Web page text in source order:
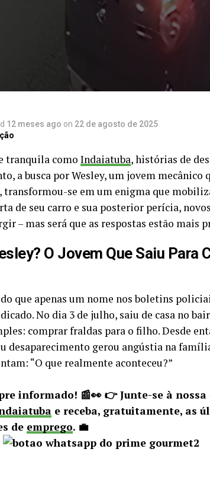
12 meses ago on 22 de agosto de 2025
tranquila como Indaiatuba, histórias de
a busca por Wesley, um jovem
se em um enigma que
de seu carro e sua posterior perícia,
– mas será que as respostas estão mais
O Jovem Que Saiu Para
que apenas um nome nos boletins
No dia 3 de julho, saiu de casa no
comprar fraldas para o filho. Desde
desaparecimento gerou angústia na
“O que realmente aconteceu?”
informado! 📰👀 👉 Junte-se à
e receba, gratuitamente, as
de emprego. 💼